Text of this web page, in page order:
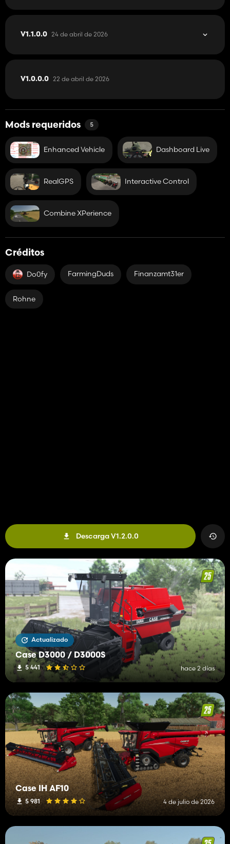
V1.1.0.0 24 de abril de 2026
V1.0.0.0 22 de abril de 2026
Mods requeridos 5
Enhanced Vehicle Dashboard Live
RealGPS Interactive Control
Combine XPerience
Créditos
Do0fy FarmingDuds Finanzamt31er
Rohne
Descarga V1.2.0.0
Actualizado
Case D3000 / D3000S
5 441 hace 2 días
Case IH AF10
5 981 4 de julio de 2026